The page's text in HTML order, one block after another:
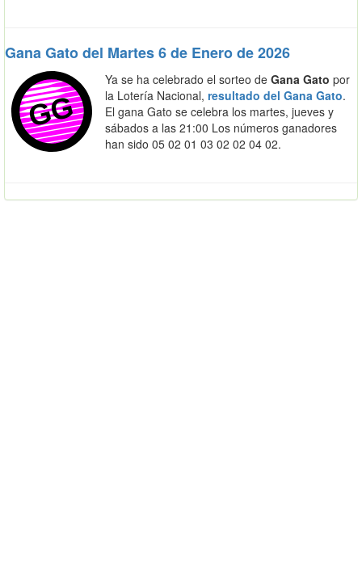
Gana Gato del Martes 6 de Enero de 2026
Ya se ha celebrado el sorteo de Gana Gato por
la Lotería Nacional, resultado del Gana Gato.
El gana Gato se celebra los martes, jueves y
sábados a las 21:00 Los números ganadores
han sido 05 02 01 03 02 02 04 02.